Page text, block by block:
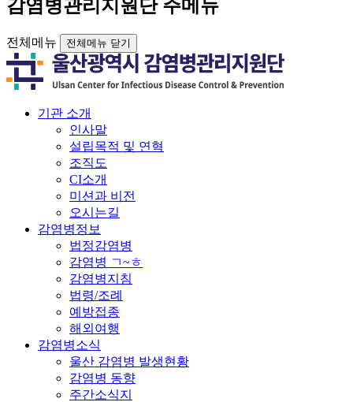
감염병관리지원단 주메뉴
전체메뉴 전체메뉴 닫기
기관 소개
인사말
설립목적 및 연혁
조직도
CI소개
미션과 비전
오시는길
감염병정보
법정감염병
감염병 ㄱ~ㅎ
감염병지침
법령/조례
예방접종
해외여행
감염병소식
울산 감염병 발생현황
감염병 동향
주간소식지